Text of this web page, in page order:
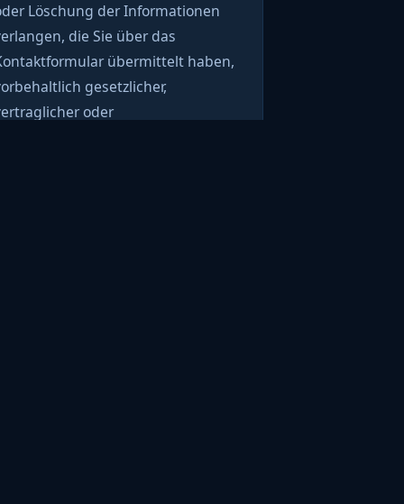
Löschung der Informationen
die Sie über das
übermittelt haben,
gesetzlicher,
oder